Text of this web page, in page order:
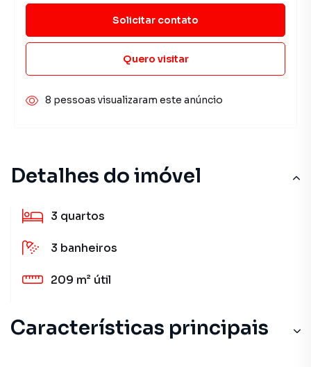
Detalhes do imóvel
3 quartos
3 banheiros
209 m² útil
Características principais
Solicitar contato
Quero visitar
8 pessoas visualizaram este anúncio